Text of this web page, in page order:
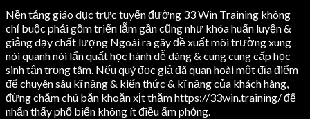
Nền tảng giáo dục trực tuyến đường 33 Win Training không
chỉ buộc phải gồm triển lẵm gần cũng như khóa huấn luyện &
giảng dạy chất lượng Ngoài ra gây đề xuất môi trường xung
nói quanh nói lẩn quất học hành dễ dàng & cung cung cấp học
sinh tận trọng tâm. Nếu quý đọc giả đã quan hoài một địa điểm
để chuyên sâu kĩ năng & kiến thức & kĩ năng của khách hàng,
đừng chăm chú băn khoăn xịt thăm https://33win.training/ để
nhấn thấy phổ biến không ít điều ấm phỏng.